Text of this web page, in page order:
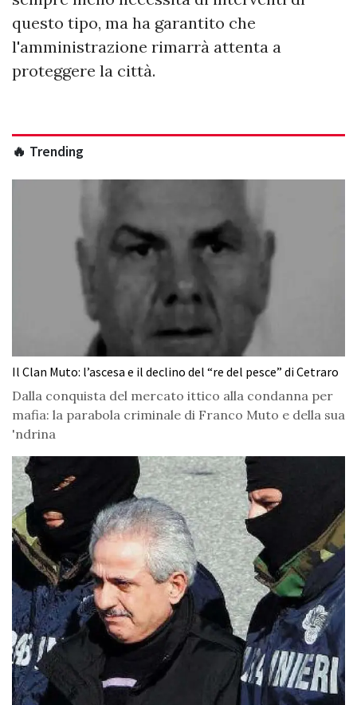
questo tipo, ma ha garantito che
l'amministrazione rimarrà attenta a
proteggere la città.
🔥 Trending
Il Clan Muto: l’ascesa e il declino del “re del pesce” di Cetraro
Dalla conquista del mercato ittico alla condanna per
mafia: la parabola criminale di Franco Muto e della sua
'ndrina